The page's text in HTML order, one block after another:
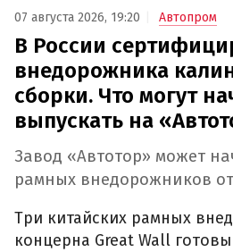
07 августа 2026, 19:20 Автопром
В России
внедорожника
сборки. Что могут
выпускать на
Завод «Автотор» может
рамных внедорожников
Три китайских рамных
концерна Great Wall